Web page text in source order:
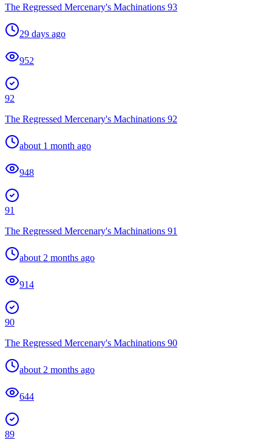
The Regressed Mercenary's Machinations 93
29 days ago
952
92
The Regressed Mercenary's Machinations 92
about 1 month ago
948
91
The Regressed Mercenary's Machinations 91
about 2 months ago
914
90
The Regressed Mercenary's Machinations 90
about 2 months ago
644
89